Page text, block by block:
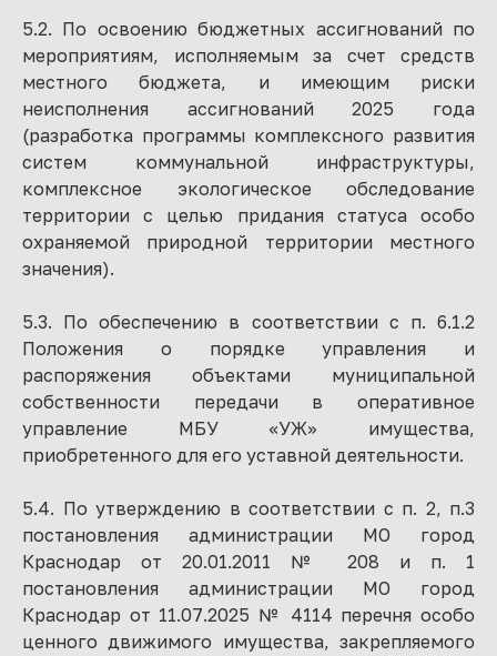
5.2. По освоению бюджетных ассигнований по
мероприятиям, исполняемым за счет средств
местного бюджета, и имеющим риски
неисполнения ассигнований 2025 года
(разработка программы комплексного развития
систем коммунальной инфраструктуры,
комплексное экологическое обследование
территории с целью придания статуса особо
охраняемой природной территории местного
значения).
5.3. По обеспечению в соответствии с п. 6.1.2
Положения о порядке управления и
распоряжения объектами муниципальной
собственности передачи в оперативное
управление МБУ «УЖ» имущества,
приобретенного для его уставной деятельности.
5.4. По утверждению в соответствии с п. 2, п.3
постановления администрации МО город
Краснодар от 20.01.2011 № 208 и п. 1
постановления администрации МО город
Краснодар от 11.07.2025 № 4114 перечня особо
ценного движимого имущества, закрепляемого